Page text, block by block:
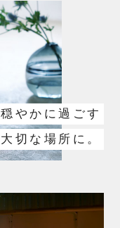
穏やかに過ごす
大切な場所に。